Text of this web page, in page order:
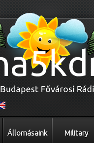
Állomásaink Military